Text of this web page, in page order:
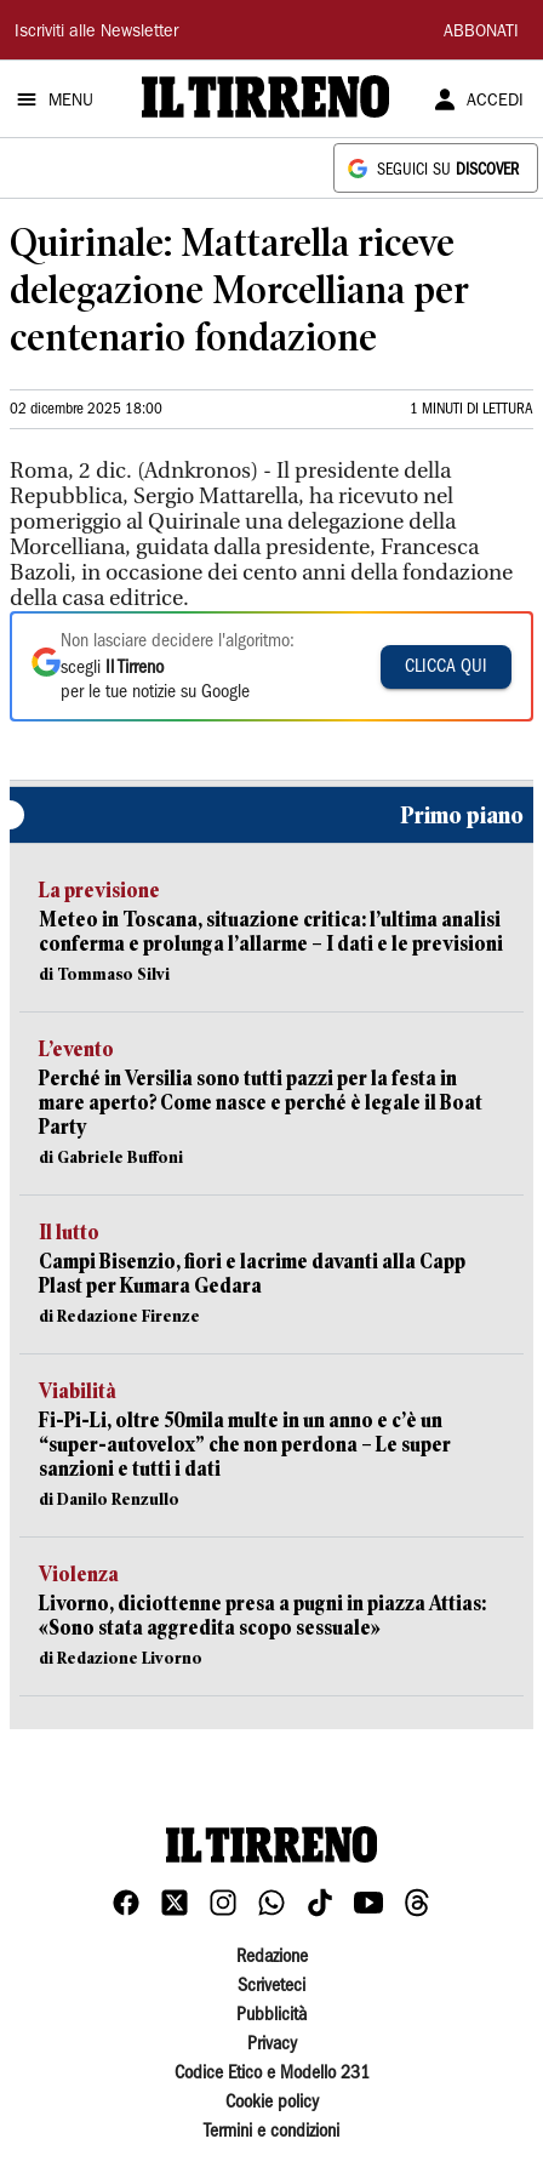
Il
Tirreno
Iscriviti alle Newsletter ABBONATI
MENU ACCEDI
SEGUICI SU DISCOVER
Quirinale: Mattarella riceve
delegazione Morcelliana per
centenario fondazione
02 dicembre 2025 18:00 1 MINUTI DI LETTURA
Roma, 2 dic. (Adnkronos) - Il presidente della
Repubblica, Sergio Mattarella, ha ricevuto nel
pomeriggio al Quirinale una delegazione della
Morcelliana, guidata dalla presidente, Francesca
Bazoli, in occasione dei cento anni della fondazione
della casa editrice.
Non lasciare decidere l'algoritmo:
scegli
Il Tirreno
per le tue notizie su Google
CLICCA QUI
Primo piano
La previsione
Meteo in Toscana, situazione critica: l’ultima analisi
conferma e prolunga l’allarme – I dati e le previsioni
di Tommaso Silvi
L’evento
Perché in Versilia sono tutti pazzi per la festa in
mare aperto? Come nasce e perché è legale il Boat
Party
di Gabriele Buffoni
Il lutto
Campi Bisenzio, fiori e lacrime davanti alla Capp
Plast per Kumara Gedara
di Redazione Firenze
Viabilità
Fi-Pi-Li, oltre 50mila multe in un anno e c’è un
“super-autovelox” che non perdona – Le super
sanzioni e tutti i dati
di Danilo Renzullo
Violenza
Livorno, diciottenne presa a pugni in piazza Attias:
«Sono stata aggredita scopo sessuale»
di Redazione Livorno
Redazione
Scriveteci
Pubblicità
Privacy
Codice Etico e Modello 231
Cookie policy
Termini e condizioni